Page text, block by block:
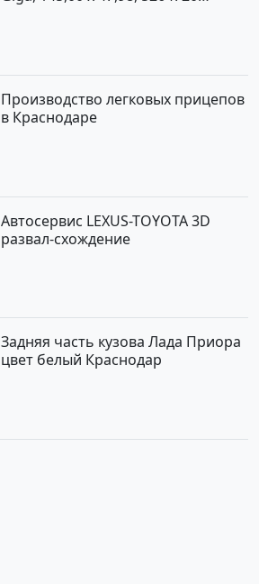
Производство легковых прицепов
в Краснодаре
Автосервис LEXUS-TOYOTA 3D
развал-схождение
Задняя часть кузова Лада Приора
цвет белый Краснодар